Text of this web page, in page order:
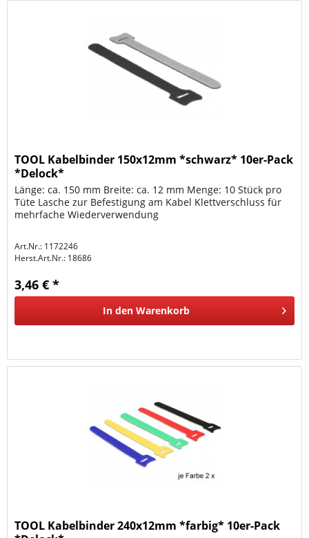
TOOL Kabelbinder 150x12mm *schwarz* 10er-Pack
*Delock*
Länge: ca. 150 mm Breite: ca. 12 mm Menge: 10 Stück pro
Tüte Lasche zur Befestigung am Kabel Klettverschluss für
mehrfache Wiederverwendung
Art.Nr.: 1172246
Herst.Art.Nr.: 18686
3,46 € *
In den Warenkorb
TOOL Kabelbinder 240x12mm *farbig* 10er-Pack